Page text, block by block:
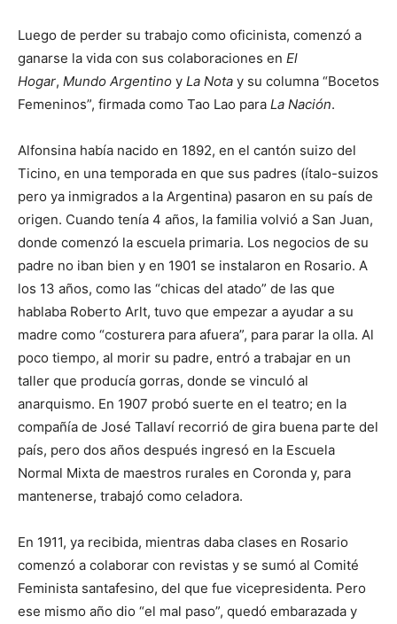
Luego de perder su trabajo como oficinista, comenzó a
ganarse la vida con sus colaboraciones en El
Hogar, Mundo Argentino y La Nota y su columna “Bocetos
Femeninos”, firmada como Tao Lao para La Nación.
Alfonsina había nacido en 1892, en el cantón suizo del
Ticino, en una temporada en que sus padres (ítalo-suizos
pero ya inmigrados a la Argentina) pasaron en su país de
origen. Cuando tenía 4 años, la familia volvió a San Juan,
donde comenzó la escuela primaria. Los negocios de su
padre no iban bien y en 1901 se instalaron en Rosario. A
los 13 años, como las “chicas del atado” de las que
hablaba Roberto Arlt, tuvo que empezar a ayudar a su
madre como “costurera para afuera”, para parar la olla. Al
poco tiempo, al morir su padre, entró a trabajar en un
taller que producía gorras, donde se vinculó al
anarquismo. En 1907 probó suerte en el teatro; en la
compañía de José Tallaví recorrió de gira buena parte del
país, pero dos años después ingresó en la Escuela
Normal Mixta de maestros rurales en Coronda y, para
mantenerse, trabajó como celadora.
En 1911, ya recibida, mientras daba clases en Rosario
comenzó a colaborar con revistas y se sumó al Comité
Feminista santafesino, del que fue vicepresidenta. Pero
ese mismo año dio “el mal paso”, quedó embarazada y